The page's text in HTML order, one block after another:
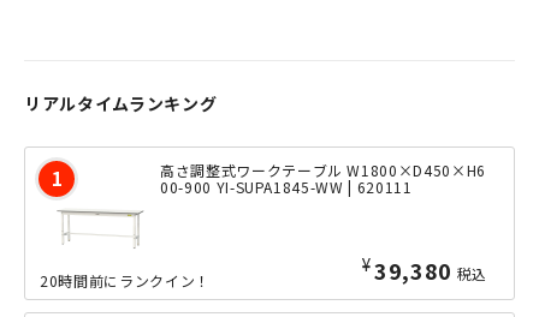
リアルタイムランキング
高さ調整式ワークテーブル W1800×D450×H6
00-900 YI-SUPA1845-WW | 620111
¥39,380 税込
20時間前にランクイン！